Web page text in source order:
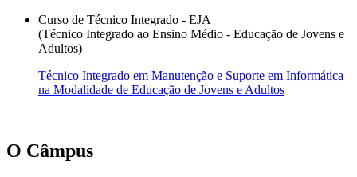
Curso de Técnico Integrado - EJA
(Técnico Integrado ao Ensino Médio - Educação de Jovens e
Adultos)
Técnico Integrado em Manutenção e Suporte em Informática
na Modalidade de Educação de Jovens e Adultos
O Câmpus